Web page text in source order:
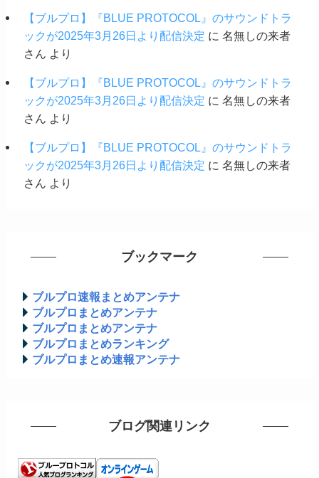
【ブルプロ】『BLUE PROTOCOL』のサウンドトラ
ックが2025年3月26日より配信決定 に 名無しの来者
さん より
【ブルプロ】『BLUE PROTOCOL』のサウンドトラ
ックが2025年3月26日より配信決定 に 名無しの来者
さん より
【ブルプロ】『BLUE PROTOCOL』のサウンドトラ
ックが2025年3月26日より配信決定 に 名無しの来者
さん より
ブックマーク
ブルプロ速報まとめアンテナ
ブルプロまとめアンテナ
ブルプロまとめアンテナ
ブルプロまとめランキング
ブルプロまとめ速報アンテナ
ブログ関連リンク